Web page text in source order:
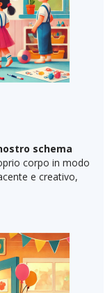
schema
corpo in modo
e creativo,